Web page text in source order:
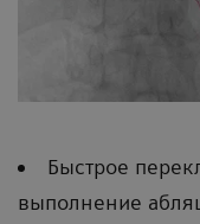
Быстрое
выполнение